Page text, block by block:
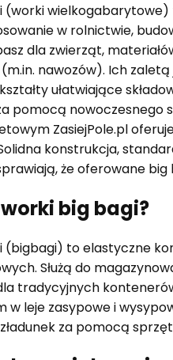
(worki
w rolnictwie,
dla zwierząt,
nawozów). Ich
ułatwiające
pomocą nowoczesnego
ZasiejPole.pl
konstrukcja,
że oferowane
big bagi?
(bigbagi) to elastyczne
Służą do
tradycyjnych
w leje zasypowe i
za pomocą